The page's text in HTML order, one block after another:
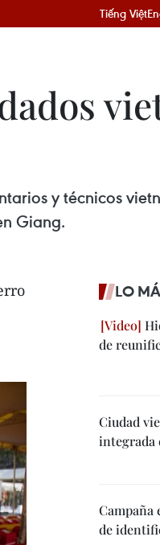
Tiếng Việt
y técnicos
Giang.
LO
de
Ciudad
integrada
Campaña
de